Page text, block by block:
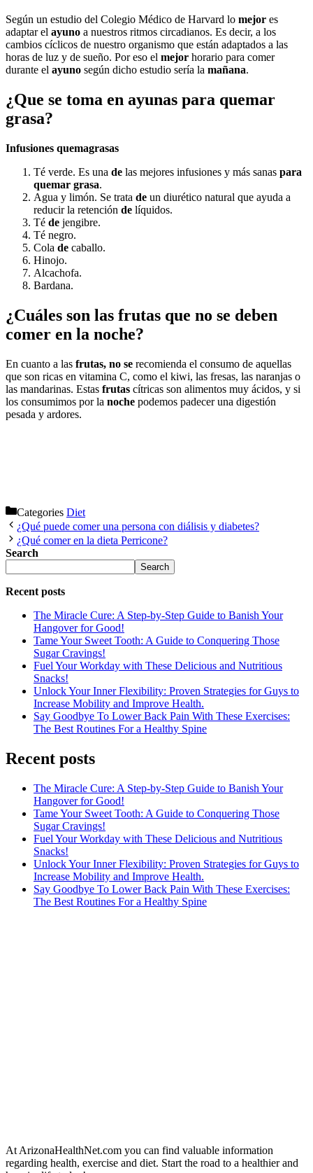
Según un estudio del Colegio Médico de Harvard lo mejor es
adaptar el ayuno a nuestros ritmos circadianos. Es decir, a los
cambios cíclicos de nuestro organismo que están adaptados a las
horas de luz y de sueño. Por eso el mejor horario para comer
durante el ayuno según dicho estudio sería la mañana.
¿Que se toma en ayunas para quemar
grasa?
Infusiones quemagrasas
Té verde. Es una de las mejores infusiones y más sanas para
quemar grasa.
Agua y limón. Se trata de un diurético natural que ayuda a
reducir la retención de líquidos.
Té de jengibre.
Té negro.
Cola de caballo.
Hinojo.
Alcachofa.
Bardana.
¿Cuáles son las frutas que no se deben
comer en la noche?
En cuanto a las frutas, no se recomienda el consumo de aquellas
que son ricas en vitamina C, como el kiwi, las fresas, las naranjas o
las mandarinas. Estas frutas cítricas son alimentos muy ácidos, y si
los consumimos por la noche podemos padecer una digestión
pesada y ardores.
Categories Diet
¿Qué puede comer una persona con diálisis y diabetes?
¿Qué comer en la dieta Perricone?
Search
Search
Recent posts
The Miracle Cure: A Step-by-Step Guide to Banish Your
Hangover for Good!
Tame Your Sweet Tooth: A Guide to Conquering Those
Sugar Cravings!
Fuel Your Workday with These Delicious and Nutritious
Snacks!
Unlock Your Inner Flexibility: Proven Strategies for Guys to
Increase Mobility and Improve Health.
Say Goodbye To Lower Back Pain With These Exercises:
The Best Routines For a Healthy Spine
Recent posts
The Miracle Cure: A Step-by-Step Guide to Banish Your
Hangover for Good!
Tame Your Sweet Tooth: A Guide to Conquering Those
Sugar Cravings!
Fuel Your Workday with These Delicious and Nutritious
Snacks!
Unlock Your Inner Flexibility: Proven Strategies for Guys to
Increase Mobility and Improve Health.
Say Goodbye To Lower Back Pain With These Exercises:
The Best Routines For a Healthy Spine
At ArizonaHealthNet.com you can find valuable information
regarding health, exercise and diet. Start the road to a healthier and